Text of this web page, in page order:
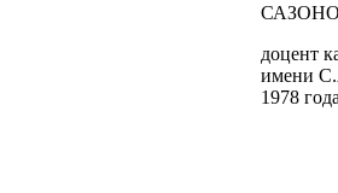
доцент
имени
1978